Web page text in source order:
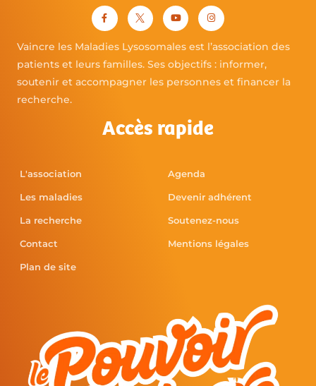
Vaincre les Maladies Lysosomales est l’association des
patients et leurs familles. Ses objectifs : informer,
soutenir et accompagner les personnes et financer la
recherche.
Accès rapide
L'association
Les maladies
La recherche
Contact
Plan de site
Agenda
Devenir adhérent
Soutenez-nous
Mentions légales